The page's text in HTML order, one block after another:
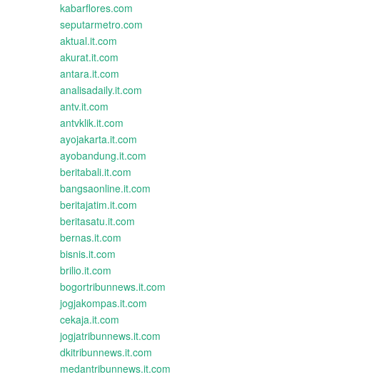
kabarflores.com
seputarmetro.com
aktual.it.com
akurat.it.com
antara.it.com
analisadaily.it.com
antv.it.com
antvklik.it.com
ayojakarta.it.com
ayobandung.it.com
beritabali.it.com
bangsaonline.it.com
beritajatim.it.com
beritasatu.it.com
bernas.it.com
bisnis.it.com
brilio.it.com
bogortribunnews.it.com
jogjakompas.it.com
cekaja.it.com
jogjatribunnews.it.com
dkitribunnews.it.com
medantribunnews.it.com